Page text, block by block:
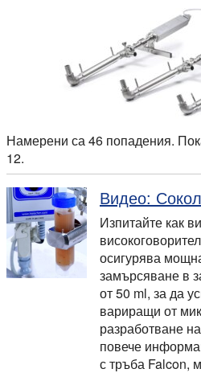
Намерени са 46 попадения.
12.
Видео:
Изпитайте как
осигурява
замърсяване в
от 50 ml, за да
вариращи от
разработване
повече
с тръба Falcon,